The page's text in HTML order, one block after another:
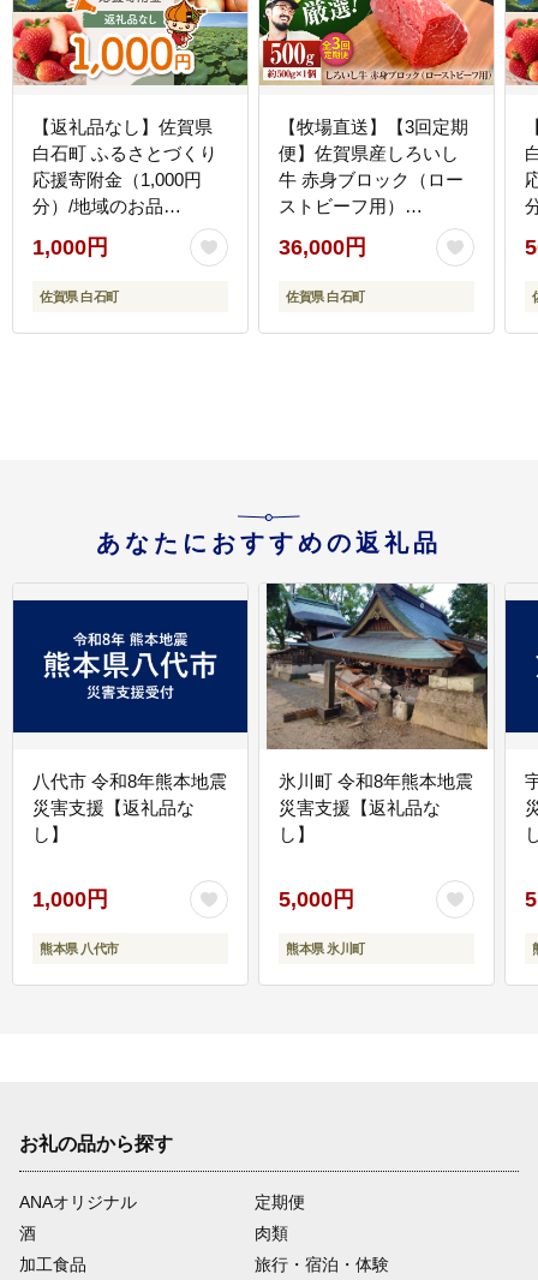
【返礼品なし】佐賀県
白石町 ふるさとづくり
応援寄附金（1,000円
分）/地域のお品
[IZY003]
1,000円
佐賀県 白石町
【牧場直送】【3回定期
便】佐賀県産しろいし
牛 赤身ブロック（ロー
ストビーフ用）
500g【有限会社佐賀セ
ントラル牧場】牛肉
[IAH136]
36,000円
佐賀県 白石町
あなたにおすすめの返礼品
八代市 令和8年熊本地震
災害支援【返礼品な
し】
1,000円
熊本県 八代市
氷川町 令和8年熊本地震
災害支援【返礼品な
し】
5,000円
熊本県 氷川町
お礼の品から探す
ANAオリジナル
定期便
酒
肉類
加工食品
旅行・宿泊・体験